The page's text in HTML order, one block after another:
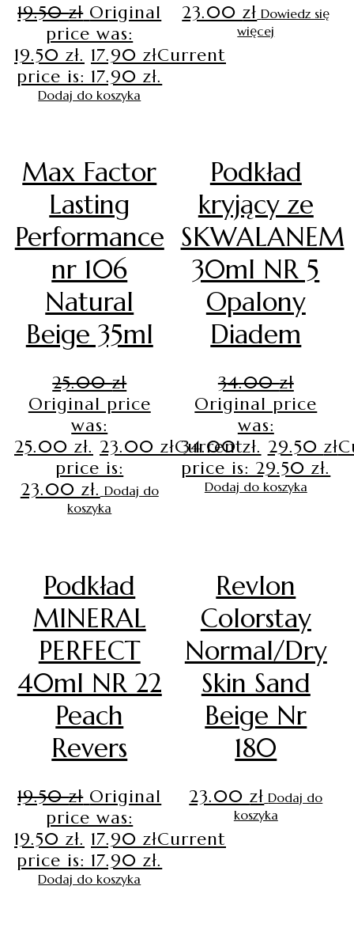
19.50zł Original
price was:
19.50 zł. 17.90 złCurrent
price is: 17.90 zł.
Dodaj do koszyka
23.00zł Dowiedz się
więcej
Max Factor
Lasting
Performance
nr 106
Natural
Beige 35ml
25.00zł
Original price
was:
25.00 zł. 23.00 złCurrent
price is:
23.00 zł. Dodaj do
koszyka
Podkład
kryjący ze
SKWALANEM
30ml NR 5
Opalony
Diadem
34.00zł
Original price
was:
34.00 zł. 29.50 zł
price is: 29.50 zł.
Dodaj do koszyka
Podkład
MINERAL
PERFECT
40ml NR 22
Peach
Revers
19.50zł Original
price was:
19.50 zł. 17.90 złCurrent
price is: 17.90 zł.
Dodaj do koszyka
Revlon
Colorstay
Normal/Dry
Skin Sand
Beige Nr
180
23.00zł Dodaj do
koszyka